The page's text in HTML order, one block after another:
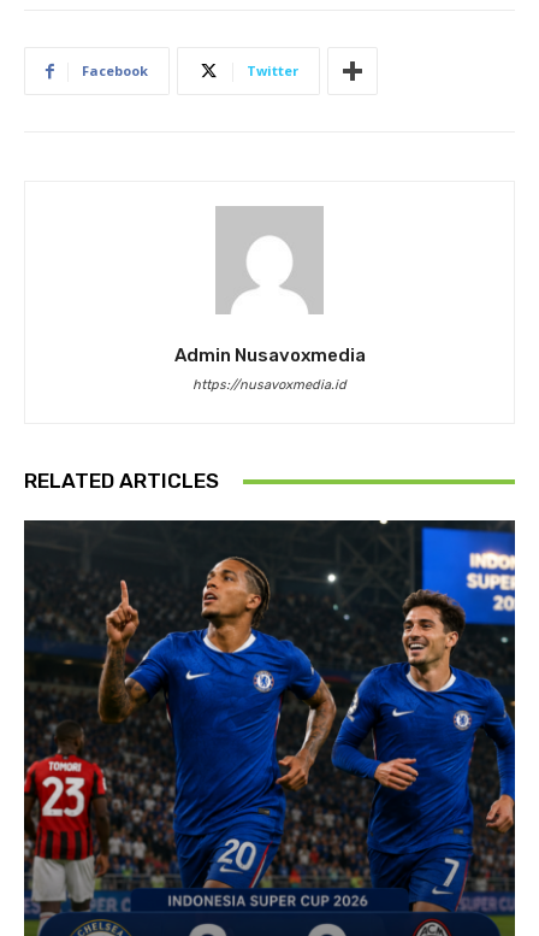
Facebook Twitter
Admin Nusavoxmedia
https://nusavoxmedia.id
RELATED ARTICLES